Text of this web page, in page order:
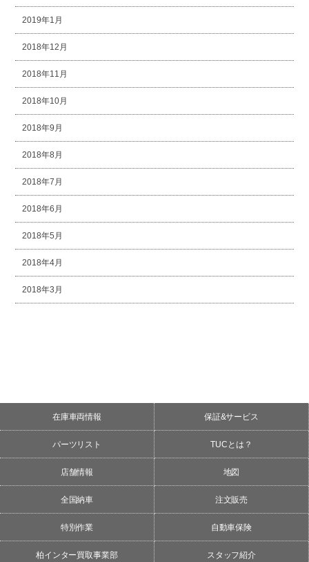
2019年1月
2018年12月
2018年11月
2018年10月
2018年9月
2018年8月
2018年7月
2018年6月
2018年5月
2018年4月
2018年3月
在庫車両情報 保証&サービス
パーツリスト TUCとは？
店舗情報 地図
全国納車 注文販売
特別作業 自動車保険
柏インター買取事業部 スタッフ紹介